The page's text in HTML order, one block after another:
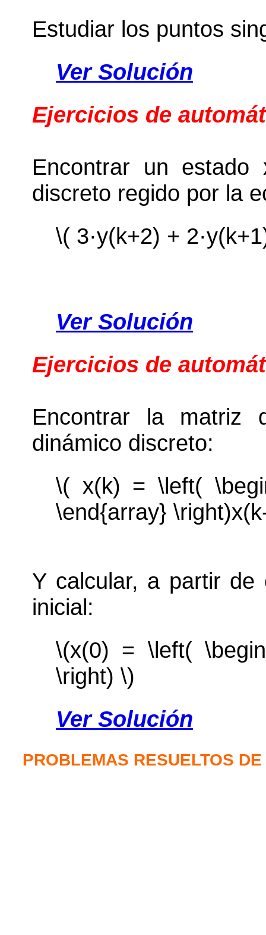
Estudiar los puntos
Ver Solución
Ejercicios de
Encontrar un
discreto regido por la
\( 3·y(k+2) +
Ver Solución
Ejercicios de
Encontrar la matriz
dinámico discreto:
\( x(k) = \left(
\end{array}
Y calcular, a partir de
inicial:
\(x(0) = \left(
\right) \)
Ver Solución
PROBLEMAS RESUELTOS